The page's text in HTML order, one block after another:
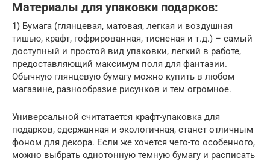
Материалы для упаковки подарков:
1) Бумага (глянцевая, матовая, легкая и воздушная
тишью, крафт, гофрированная, тисненая и т.д.) – самый
доступный и простой вид упаковки, легкий в работе,
предоставляющий максимум поля для фантазии.
Обычную глянцевую бумагу можно купить в любом
магазине, разнообразие рисунков и тем огромное.
Универсальной считатается крафт-упаковка для
подарков, сдержанная и экологичная, станет отличным
фоном для декора. Если же хочется чего-то особенного,
можно выбрать однотонную темную бумагу и расписать